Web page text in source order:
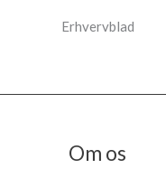
Erhvervblad
Om os